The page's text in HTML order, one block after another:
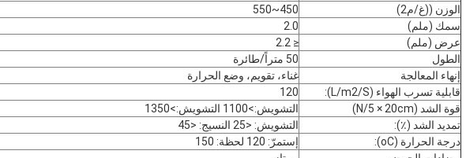
الوزن ((غ/م2)
450~550
سمك (ملم)
2.0
عرض (ملم)
≤ 2.2
الطول
50 متراً/طائرة
إنهاء المعالجة
غناء، تقويم، وضع الحرارة
قابلية تسرب الهواء (L/m2/S):
120
قوة الشد (N/5 × 20cm)
التشويش:>1100 التشويش:>1350
تمديد الشد (٪):
التشويش: <25 النسيج: <45
درجة الحرارة (oC):
إستمرّ: 120 لحظة: 150